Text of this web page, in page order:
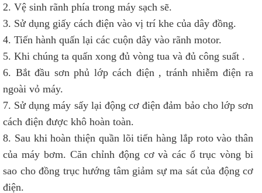
2. Vệ sinh rãnh phía trong máy sạch sẽ.
3. Sử dụng giấy cách điện vào vị trí khe của dây đồng.
4. Tiến hành quấn lại các cuộn dây vào rãnh motor.
5. Khi chúng ta quấn xong đủ vòng tua và đủ công suất .
6. Bắt đầu sơn phủ lớp cách điện , tránh nhiễm điện ra
ngoài vỏ máy.
7. Sử dụng máy sấy lại động cơ điện đảm bảo cho lớp sơn
cách điện được khô hoàn toàn.
8. Sau khi hoàn thiện quần lõi tiến hàng lắp roto vào thân
của máy bơm. Căn chỉnh động cơ và các ổ trục vòng bi
sao cho đồng trục hướng tâm giảm sự ma sát của động cơ
điện.